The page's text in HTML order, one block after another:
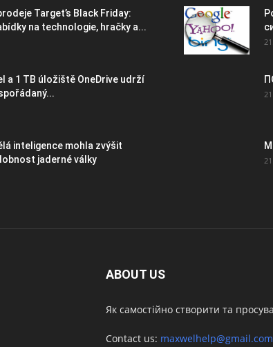
Target’s Black Friday:
na technologie, hračky a...
a 1 TB úložiště OneDrive udrží
inteligence mohla zvýšit
jaderné války
ABOUT US
Як самостійно створити та
Contact us: maxwelhelp@gmail.com